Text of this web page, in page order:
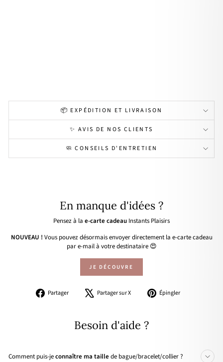
📦 EXPÉDITION ET LIVRAISON
✨ AVIS DE NOS CLIENTS
🧼 CONSEILS D'ENTRETIEN
En manque d'idées ?
Pensez à la e-carte cadeau Instants Plaisirs
NOUVEAU ! Vous pouvez désormais envoyer directement la e-carte cadeau
par e-mail à votre destinataire 😍
JE DÉCOUVRE
Partager
PartagerPartager sur X
Tweeter Épingler
Besoin d'aide ?
Comment puis-jeconnaître ma taille de bague/bracelet/collier ?